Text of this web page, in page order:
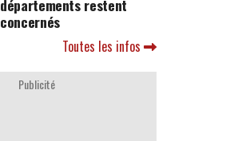
départements restent
concernés
Toutes les infos
Publicité